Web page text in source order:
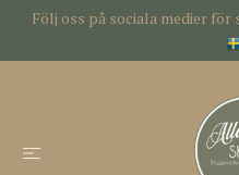
Följ oss på sociala medier